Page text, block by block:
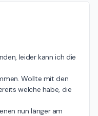
leider kann ich die
Wollte mit den
welche habe, die
nun länger am